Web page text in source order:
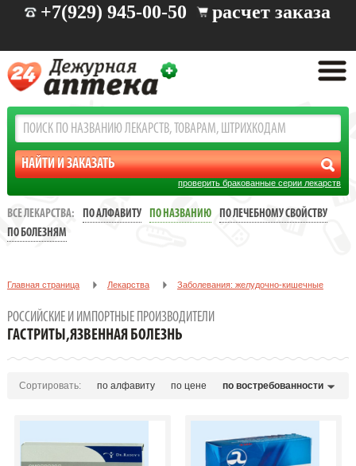
+7(929) 945-00-50 расчет заказа
проверить бракованные серии лекарств
ВСЕ ЛЕКАРСТВА: ПО АЛФАВИТУ ПО НАЗВАНИЮ
ПО ЛЕЧЕБНОМУ СВОЙСТВУ
ПО БОЛЕЗНЯМ
Главная страница Лекарства Заболевания: желудочно-кишечные
РОССИЙСКИЕ И ИМПОРТНЫЕ ПРОИЗВОДИТЕЛИ
ГАСТРИТЫ,ЯЗВЕННАЯ БОЛЕЗНЬ
Сортировать: по алфавиту по цене по востребованности